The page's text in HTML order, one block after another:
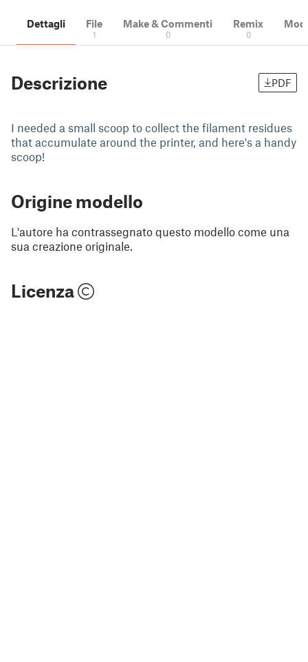
Dettagli File
1
Make & Commenti
0
Remix
0
Descrizione PDF
I needed a small scoop to collect the filament residues
that accumulate around the printer, and here's a handy
scoop!
Origine modello
L'autore ha contrassegnato questo modello come una
sua creazione originale.
Licenza